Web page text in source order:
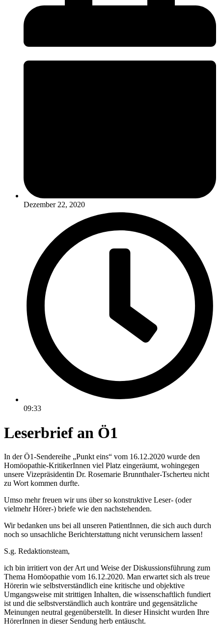
Dezember 22, 2020
09:33
Leserbrief an Ö1
In der Ö1-Sendereihe „Punkt eins“ vom 16.12.2020 wurde den
Homöopathie-KritikerInnen viel Platz eingeräumt, wohingegen
unsere Vizepräsidentin Dr. Rosemarie Brunnthaler-Tscherteu nicht
zu Wort kommen durfte.
Umso mehr freuen wir uns über so konstruktive Leser- (oder
vielmehr Hörer-) briefe wie den nachstehenden.
Wir bedanken uns bei all unseren PatientInnen, die sich auch durch
noch so unsachliche Berichterstattung nicht verunsichern lassen!
S.g. Redaktionsteam,
ich bin irritiert von der Art und Weise der Diskussionsführung zum
Thema Homöopathie vom 16.12.2020. Man erwartet sich als treue
Hörerin wie selbstverständlich eine kritische und objektive
Umgangsweise mit strittigen Inhalten, die wissenschaftlich fundiert
ist und die selbstverständlich auch konträre und gegensätzliche
Meinungen neutral gegenüberstellt. In dieser Hinsicht wurden Ihre
HörerInnen in dieser Sendung herb entäuscht.